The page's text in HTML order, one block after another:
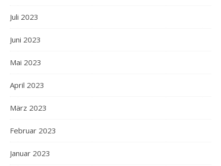
Juli 2023
Juni 2023
Mai 2023
April 2023
März 2023
Februar 2023
Januar 2023